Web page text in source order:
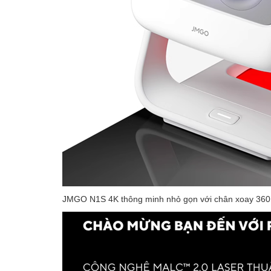
JMGO N1S 4K thông minh nhỏ gọn với chân xoay